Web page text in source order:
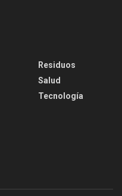
Residuos
Salud
Tecnología